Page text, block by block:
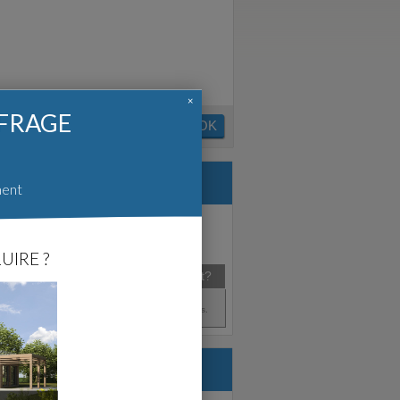
OK
Satisfait?
NC - (35) Pas d'avis.
:
?
×